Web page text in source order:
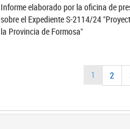
Informe elaborado por la oficina de
sobre el Expediente S-2114/24
la Provincia de Formosa"
1 2